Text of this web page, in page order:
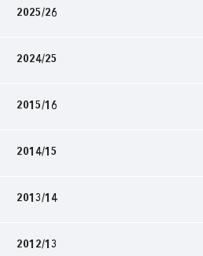
2025/26
2024/25
2015/16
2014/15
2013/14
2012/13